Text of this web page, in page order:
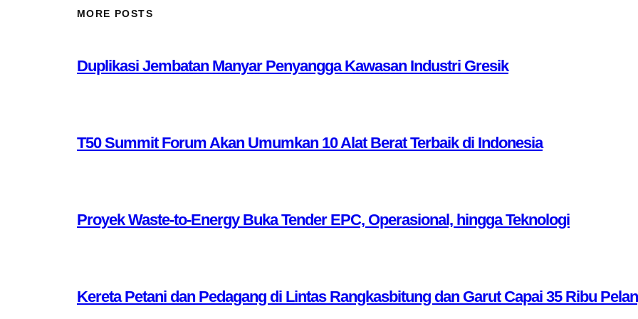
MORE POSTS
Duplikasi Jembatan Manyar Penyangga Kawasan Industri Gresik
T50 Summit Forum Akan Umumkan 10 Alat Berat Terbaik di Indonesia
Proyek Waste-to-Energy Buka Tender EPC, Operasional, hingga Teknologi
Kereta Petani dan Pedagang di Lintas Rangkasbitung dan Garut Capai 35 Ribu